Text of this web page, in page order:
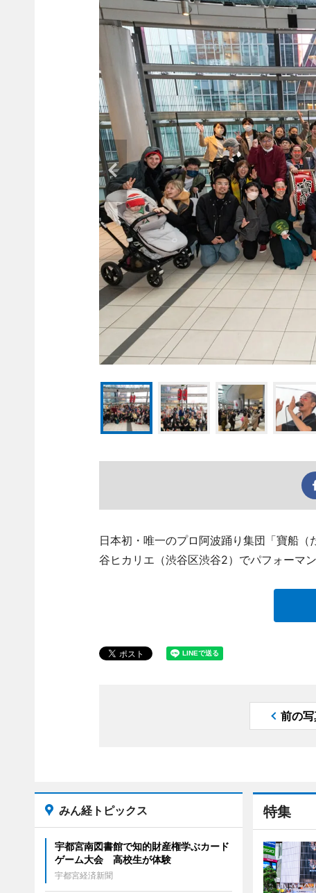
日本初・唯一のプロ阿波踊り集団「寶船
谷ヒカリエ（渋谷区渋谷2）でパフォーマ
前の
特集
みん経トピックス
宇都宮南図書館で知的財産権学ぶカード
ゲーム大会 高校生が体験
宇都宮経済新聞